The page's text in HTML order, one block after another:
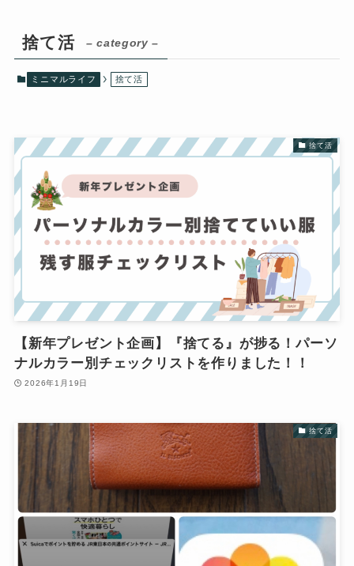
捨て活 – category –
ミニマルライフ 捨て活
捨て活
【新年プレゼント企画】『捨てる』が捗る！パーソ
ナルカラー別チェックリストを作りました！！
2026年1月19日
捨て活